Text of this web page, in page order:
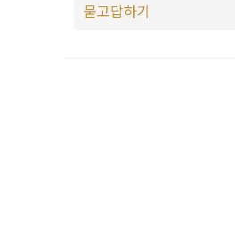
묻고답하기